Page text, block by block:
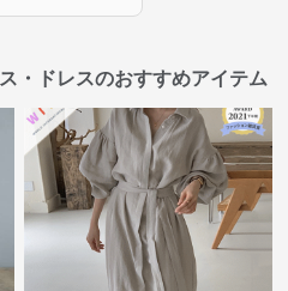
・ドレスのおすすめアイテム